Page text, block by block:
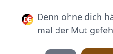
Denn ohne dich
mal der Mut